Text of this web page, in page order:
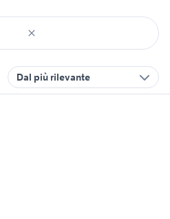
Dal più rilevante